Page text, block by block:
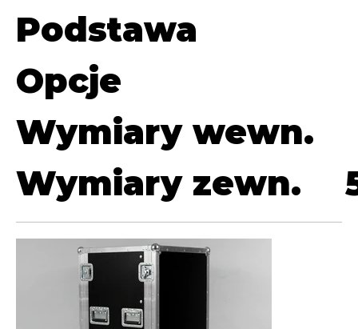
Opcje
Podstawa
Wymiary wewn.
Wymiary zewn.